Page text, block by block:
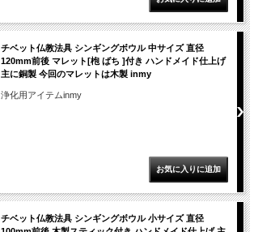
チベット仏教法具 シンギングボウル 中サイズ 直径
120mm前後 マレット[枹 ばち ]付き ハンドメイド仕上げ
主に銅製 今回のマレットは木製 inmy
浄化用アイテムinmy
チベット仏教法具 シンギングボウル 小サイズ 直径